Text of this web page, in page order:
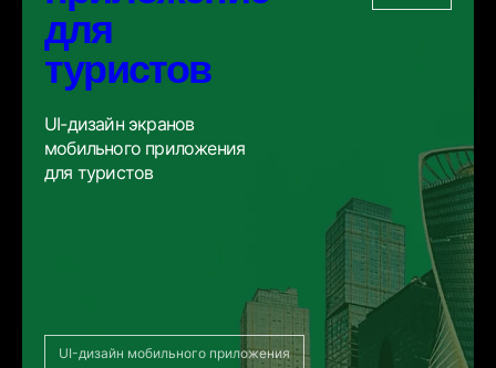
для
туристов
UI-дизайн экранов
мобильного приложения
для туристов
UI-дизайн мобильного приложения